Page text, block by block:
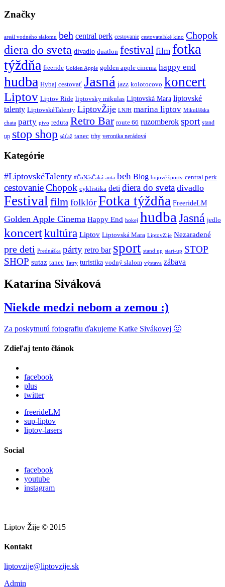
Značky
areál vodného slalomu beh central perk cestovanie cestovateľské kino Chopok
diera do sveta divadlo duatlon festival film fotka
týždňa freeride Golden Apple golden apple cinema happy end
hudba Hybaj cestovať Jasná jazz kolotocovo koncert
Liptov Liptov Ride liptovsky mikulas Liptovská Mara liptovské
talenty LiptovskéTalenty LiptovŽije LNJH marina liptov Mikulášska
chata party pivo reduta Retro Bar route 66 ruzomberok sport stand
up stop shop súťaž tanec trhy veronika nerádová
Kategórie
#LiptovskéTalenty #ČoNásČaká auta beh Blog bojové športy central perk
cestovanieChopok cyklistika deti diera do sveta divadlo
Festival filmfolklórFotka týždňa FreerideLM
Golden Apple Cinema Happy End hokej hudba Jasná jedlo
koncertkultúra Liptov Liptovská Mara LiptovZije Nezaradené
pre deti Prednáška párty retro bar sport stand up start-up STOP
SHOP sutaz tanec Tatry turistika vodný slalom výstava zábava
Katarína Siváková
Niekde medzi nebom a zemou :)
Za poskytnutú fotografiu ďakujeme Katke Sivákovej 🙂
Zdieľaj tento článok
facebook
plus
twitter
freerideLM
sup-liptov
liptov-lasers
Social
facebook
youtube
instagram
Liptov Žije © 2015
Kontakt
liptovzije@liptovzije.sk
Admin